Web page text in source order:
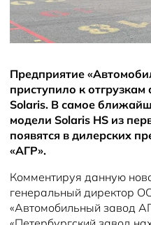
Предприятие
приступило к
Solaris. В самое
модели Solaris HS из
появятся в дилерских
«АГР».
Комментируя данную
генеральный директор
«Автомобильный завод